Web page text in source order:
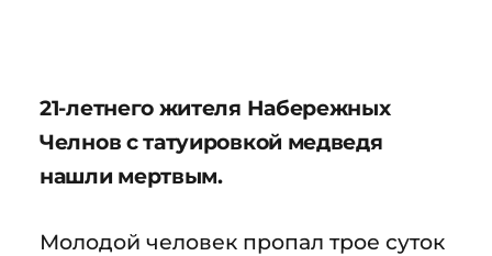
21-летнего жителя Набережных
Челнов с татуировкой медведя
нашли мертвым.
Молодой человек пропал трое суток